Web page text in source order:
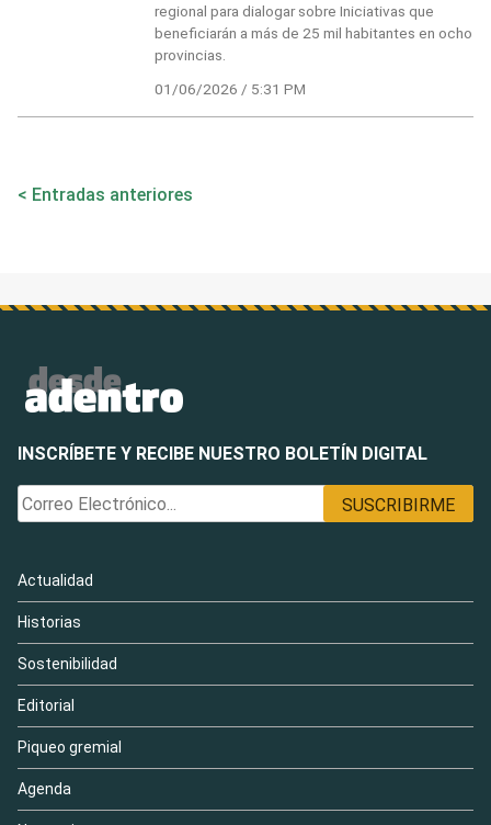
regional para dialogar sobre Iniciativas que
beneficiarán a más de 25 mil habitantes en ocho
provincias.
01/06/2026 / 5:31 PM
Navegación
Entradas anteriores
INSCRÍBETE Y RECIBE NUESTRO BOLETÍN DIGITAL
Actualidad
Historias
Sostenibilidad
Editorial
Piqueo gremial
Agenda